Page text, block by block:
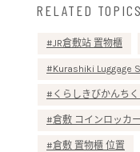
RELATED TOPICS
JR倉敷站 置物櫃
Kurashiki Luggage
くらしきびかんち
倉敷 コインロッカー
倉敷 置物櫃 位置